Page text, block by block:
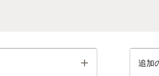
Toggle 追加